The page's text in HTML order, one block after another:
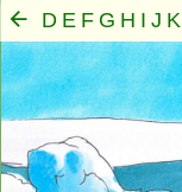
D E F G H I J K
Mensch·Seele